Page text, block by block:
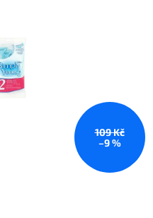
109 Kč
–9 %